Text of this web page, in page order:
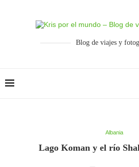
Blog de viajes y
Albania
Lago Koman y el río